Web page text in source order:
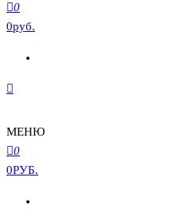
0
0руб.
МЕНЮ
0
0РУБ.